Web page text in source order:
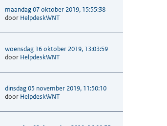
maandag 07 oktober 2019, 15:55:38
door HelpdeskWNT
woensdag 16 oktober 2019, 13:03:59
door HelpdeskWNT
dinsdag 05 november 2019, 11:50:10
door HelpdeskWNT